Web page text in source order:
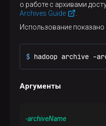
о работе с архивами
Archives Guide
Использование показано
$ hadoop archive -
Аргументы
-archiveName